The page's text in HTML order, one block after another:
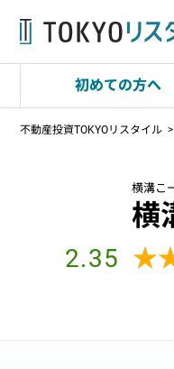
初めての方へ
不動産投資TOKYOリスタイル
横溝こ
横
2.35